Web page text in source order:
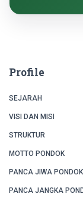
Profile
SEJARAH
VISI DAN MISI
STRUKTUR
MOTTO PONDOK
PANCA JIWA PONDOK
PANCA JANGKA